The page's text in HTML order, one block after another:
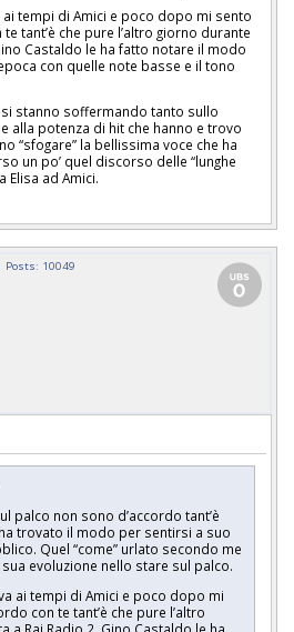
ai tempi di Amici e poco dopo mi sento
tant’è che pure l’altro giorno durante
Castaldo le ha fatto notare il modo
con quelle note basse e il tono
stanno soffermando tanto sullo
alla potenza di hit che hanno e trovo
“sfogare” la bellissima voce che ha
un po’ quel discorso delle “lunghe
Elisa ad Amici.
Posts: 10049
palco non sono d’accordo tant’è
trovato il modo per sentirsi a suo
Quel “come” urlato secondo me
sua evoluzione nello stare sul palco.
ai tempi di Amici e poco dopo mi
con te tant’è che pure l’altro